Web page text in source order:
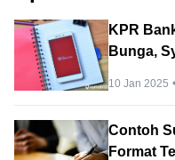
KPR
Bunga,
10 Jan 2025
Contoh
Format